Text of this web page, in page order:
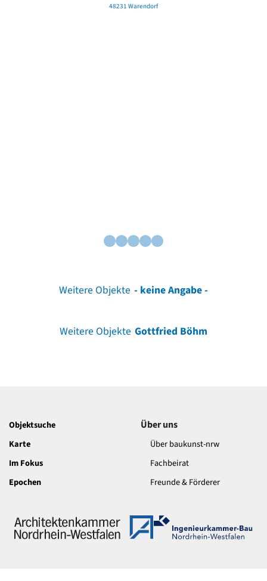
48231 Warendorf
Weitere Objekte - keine Angabe -
Weitere Objekte Gottfried Böhm
Objektsuche
Karte
Im Fokus
Epochen
Über uns
Über baukunst-nrw
Fachbeirat
Freunde & Förderer